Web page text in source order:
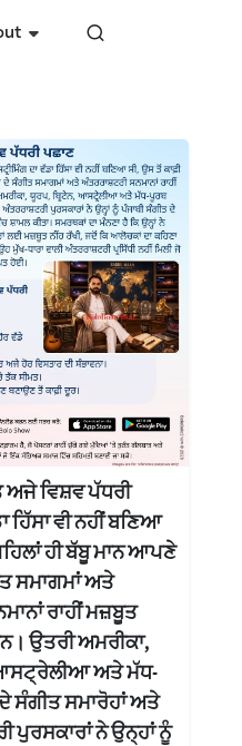
ਅਜੇ ਵਿਸ਼ਵ ਪੱਧਰੀ
ਹਿੱਸਾ ਵੀ ਨਹੀਂ ਬਣਿਆ
ਹੀ ਬੱਬੂ ਮਾਨ ਆਪਣੇ
ਸਮਾਗਮਾਂ ਅਤੇ
ਰਾਹੀਂ ਮਜ਼ਬੂਤ
ਉਤਰੀ ਅਮਰੀਕਾ,
ਅਤੇ ਮੱਧ-
ਸੰਗੀਤ ਸਮਾਰੋਹਾਂ ਅਤੇ
ਪੁਰਸਕਾਰਾਂ ਨੇ ਉਨ੍ਹਾਂ ਨੂੰ